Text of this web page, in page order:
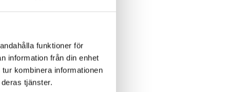
funktioner för
information från din enhet
kombinera informationen
tjänster.